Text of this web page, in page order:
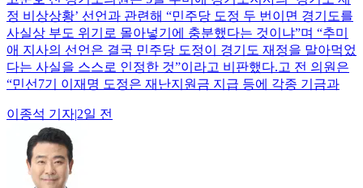
정 비상상황’ 선언과 관련해 “민주당 도정 두 번이면 경기도를
사실상 부도 위기로 몰아넣기에 충분했다는 것이냐”며 “추미
애 지사의 선언은 결국 민주당 도정이 경기도 재정을 말아먹었
다는 사실을 스스로 인정한 것”이라고 비판했다.고 전 의원은
“민선7기 이재명 도정은 재난지원금 지급 등에 각종 기금과
이종석 기자|2일 전